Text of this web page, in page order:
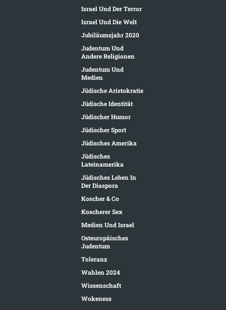
Israel Und Der Terror
Israel Und Die Welt
Jubiläumsjahr 2020
Judentum Und
Andere Religionen
Judentum Und
Medien
Jüdische Aristokratie
Jüdische Identität
Jüdischer Humor
Jüdischer Sport
Jüdisches Amerika
Jüdisches
Lateinamerika
Jüdisches Leben In
Der Diaspora
Koscher & Co
Koscherer Sex
Medien Und Israel
Osteuropäisches
Judentum
Toleranz
Wahlen 2024
Wissenschaft
Wokeness